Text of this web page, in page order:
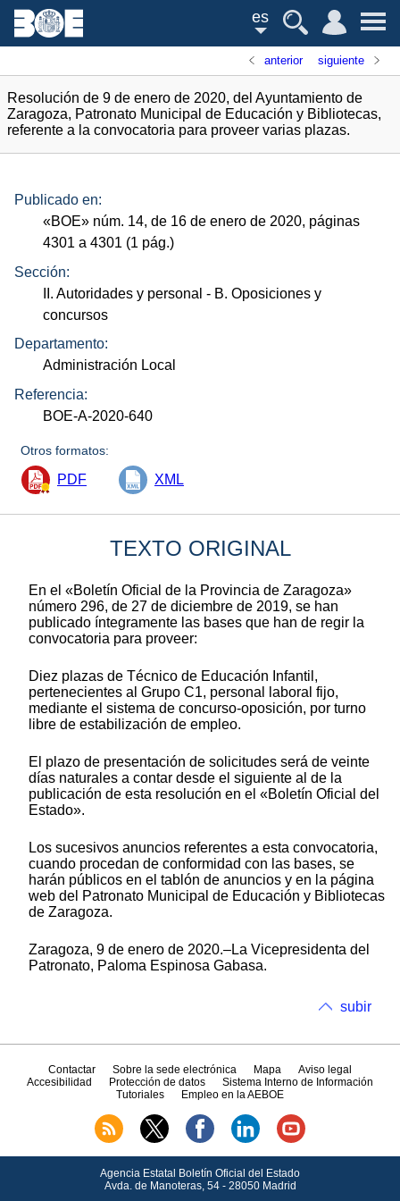
es
anterior siguiente
Resolución de 9 de enero de 2020, del Ayuntamiento de
Zaragoza, Patronato Municipal de Educación y Bibliotecas,
referente a la convocatoria para proveer varias plazas.
Publicado en:
«BOE» núm. 14, de 16 de enero de 2020, páginas
4301 a 4301 (1 pág.)
Sección:
II. Autoridades y personal - B. Oposiciones y
concursos
Departamento:
Administración Local
Referencia:
BOE-A-2020-640
Otros formatos:
PDF XML
TEXTO ORIGINAL
En el «Boletín Oficial de la Provincia de Zaragoza»
número 296, de 27 de diciembre de 2019, se han
publicado íntegramente las bases que han de regir la
convocatoria para proveer:
Diez plazas de Técnico de Educación Infantil,
pertenecientes al Grupo C1, personal laboral fijo,
mediante el sistema de concurso-oposición, por turno
libre de estabilización de empleo.
El plazo de presentación de solicitudes será de veinte
días naturales a contar desde el siguiente al de la
publicación de esta resolución en el «Boletín Oficial del
Estado».
Los sucesivos anuncios referentes a esta convocatoria,
cuando procedan de conformidad con las bases, se
harán públicos en el tablón de anuncios y en la página
web del Patronato Municipal de Educación y Bibliotecas
de Zaragoza.
Zaragoza, 9 de enero de 2020.–La Vicepresidenta del
Patronato, Paloma Espinosa Gabasa.
subir
Contactar Sobre la sede electrónica Mapa
Aviso legal
Accesibilidad
Protección de datos
Sistema Interno de Información
Tutoriales
Empleo en la AEBOE
Agencia Estatal Boletín Oficial del Estado
Avda. de Manoteras, 54 - 28050 Madrid